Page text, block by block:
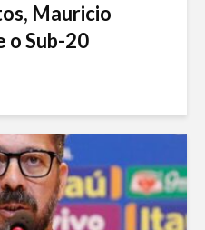
Mauricio
o Sub-20